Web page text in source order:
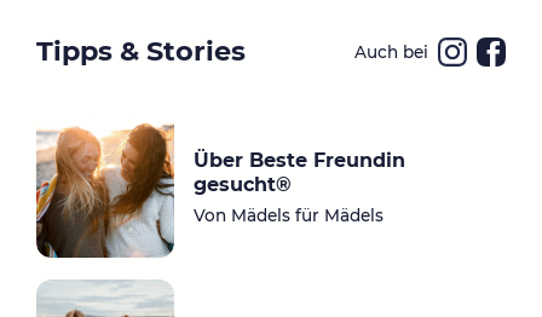
Tipps & Stories Auch bei
Über Beste Freundin
gesucht®
Von Mädels für Mädels